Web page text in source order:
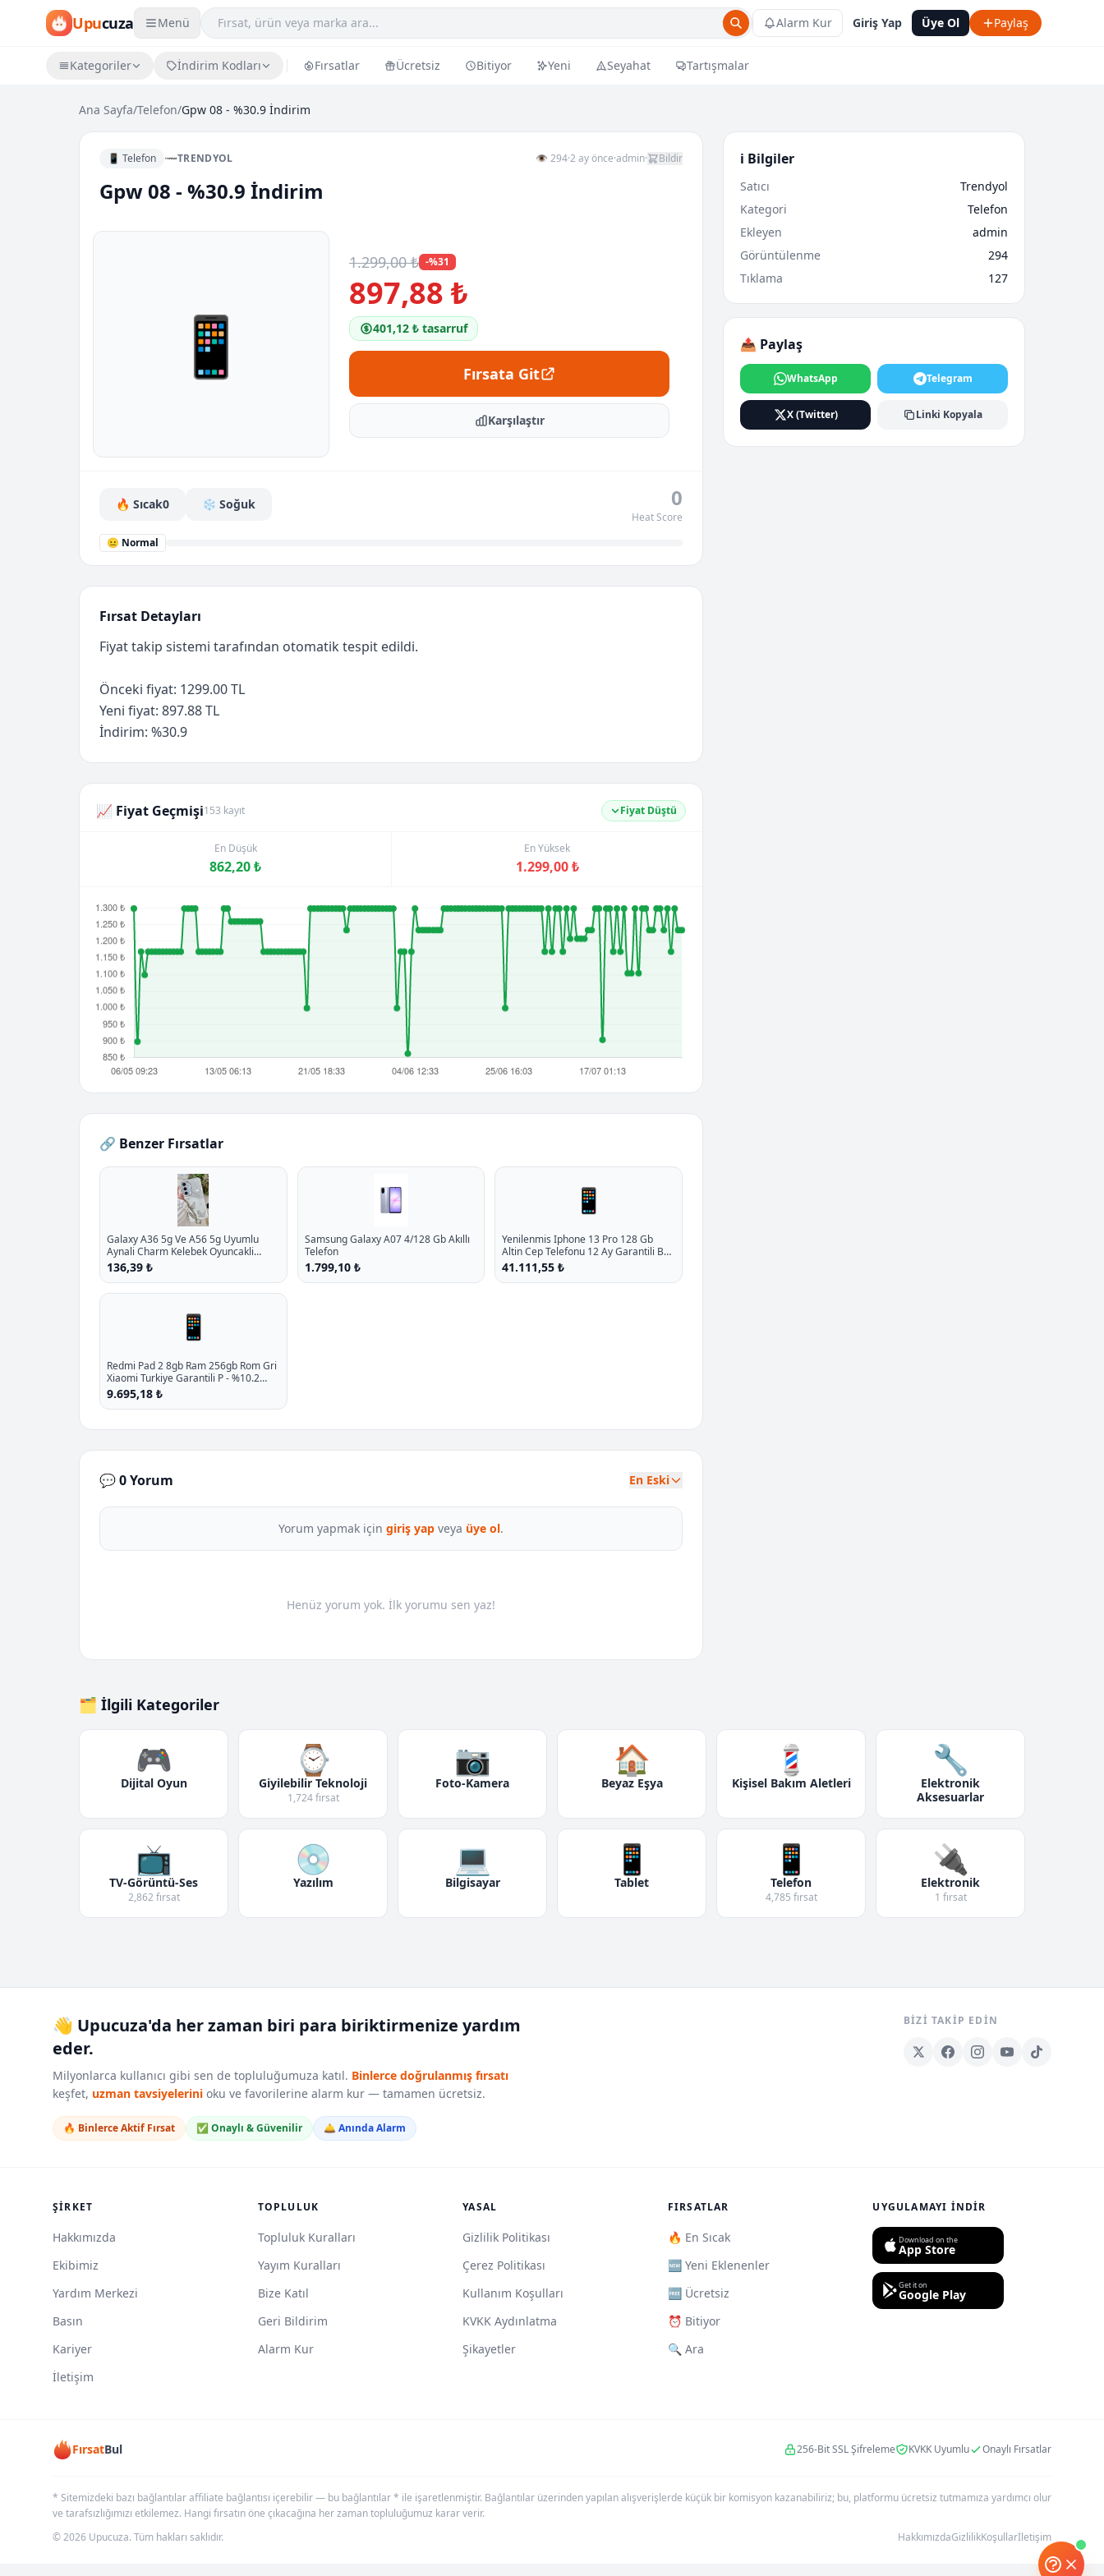
Upucuza Menü Alarm Kur Giriş Yap Üye Ol Paylaş
Kategoriler İndirim Kodları Fırsatlar Ücretsiz Bitiyor Yeni Seyahat Tartışmalar
Ana Sayfa/Telefon/Gpw 08 - %30.9 İndirim
📱 Telefon TRENDYOL 👁 294·2 ay önce·admin· Bildir
Gpw 08 - %30.9 İndirim
📱
1.299,00 ₺ -%31
897,88 ₺
401,12 ₺ tasarruf
Fırsata Git
Karşılaştır
🔥 Sıcak0 ❄️ Soğuk 0
Heat Score
😐 Normal
Fırsat Detayları
Fiyat takip sistemi tarafından otomatik tespit edildi.
Önceki fiyat: 1299.00 TL
Yeni fiyat: 897.88 TL
İndirim: %30.9
📈 Fiyat Geçmişi153 kayıt Fiyat Düştü
En Düşük
862,20 ₺
En Yüksek
1.299,00 ₺
🔗 Benzer Fırsatlar
Galaxy A36 5g Ve A56 5g Uyumlu
Aynali Charm Kelebek Oyuncakli
Esnek Silikon Kilif P - %10.9 İndirim
136,39 ₺
Samsung Galaxy A07 4/128 Gb Akıllı
Telefon
1.799,10 ₺
📱
Yenilenmis Iphone 13 Pro 128 Gb
Altin Cep Telefonu 12 Ay Garantili B
Kalite P - %16.9 İndirim
41.111,55 ₺
📱
Redmi Pad 2 8gb Ram 256gb Rom Gri
Xiaomi Turkiye Garantili P - %10.2
İndirim
9.695,18 ₺
💬 0 Yorum En Eski
Yorum yapmak için giriş yap veya üye ol.
Henüz yorum yok. İlk yorumu sen yaz!
ℹ️ Bilgiler
Satıcı
Trendyol
Kategori
Telefon
Ekleyen
admin
Görüntülenme
294
Tıklama
127
📤 Paylaş
WhatsApp Telegram
X (Twitter) Linki Kopyala
🗂️ İlgili Kategoriler
🎮
Dijital Oyun
⌚
Giyilebilir Teknoloji
1,724 fırsat
📷
Foto-Kamera
🏠
Beyaz Eşya
💈
Kişisel Bakım Aletleri
🔧
Elektronik
Aksesuarlar
📺
TV-Görüntü-Ses
2,862 fırsat
💿
Yazılım
💻
Bilgisayar
📱
Tablet
📱
Telefon
4,785 fırsat
🔌
Elektronik
1 fırsat
👋 Upucuza'da her zaman biri para biriktirmenize yardım
eder.
Milyonlarca kullanıcı gibi sen de topluluğumuza katıl. Binlerce doğrulanmış fırsatı
keşfet, uzman tavsiyelerini oku ve favorilerine alarm kur — tamamen ücretsiz.
🔥 Binlerce Aktif Fırsat ✅ Onaylı & Güvenilir 🛎️ Anında Alarm
BIZI TAKIP EDIN
ŞIRKET
Hakkımızda
Ekibimiz
Yardım Merkezi
Basın
Kariyer
İletişim
TOPLULUK
Topluluk Kuralları
Yayım Kuralları
Bize Katıl
Geri Bildirim
Alarm Kur
YASAL
Gizlilik Politikası
Çerez Politikası
Kullanım Koşulları
KVKK Aydınlatma
Şikayetler
FIRSATLAR
🔥 En Sıcak
🆕 Yeni Eklenenler
🆓 Ücretsiz
⏰ Bitiyor
🔍 Ara
UYGULAMAYI İNDIR
Download on the
App Store
Get it on
Google Play
FırsatBul 256-Bit SSL Şifreleme KVKK Uyumlu Onaylı Fırsatlar
* Sitemizdeki bazı bağlantılar affiliate bağlantısı içerebilir — bu bağlantılar * ile işaretlenmiştir. Bağlantılar üzerinden yapılan alışverişlerde küçük bir komisyon kazanabiliriz; bu, platformu ücretsiz tutmamıza yardımcı olur
ve tarafsızlığımızı etkilemez. Hangi fırsatın öne çıkacağına her zaman topluluğumuz karar verir.
© 2026 Upucuza. Tüm hakları saklıdır.
HakkımızdaGizlilikKoşullarİletişim